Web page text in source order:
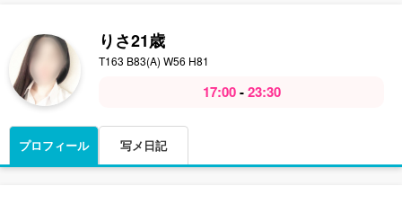
りさ21歳
T163 B83(A) W56 H81
17:00 - 23:30
プロフィール 写メ日記